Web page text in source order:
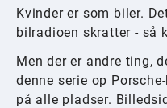
Kvinder er som biler.
bilradioen skratter - så
Men der er andre ting,
denne serie op
på alle pladser.